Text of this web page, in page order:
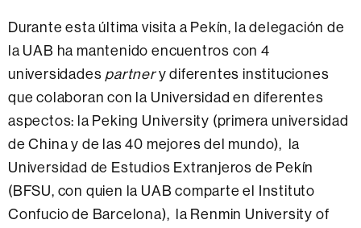
Durante esta última visita a Pekín, la delegación de
la UAB ha mantenido encuentros con 4
universidades partnery diferentes instituciones
que colaboran con la Universidad en diferentes
aspectos: la Peking University (primera universidad
de China y de las 40 mejores del mundo), la
Universidad de Estudios Extranjeros de Pekín
(BFSU, con quien la UAB comparte el Instituto
Confucio de Barcelona), la Renmin University of